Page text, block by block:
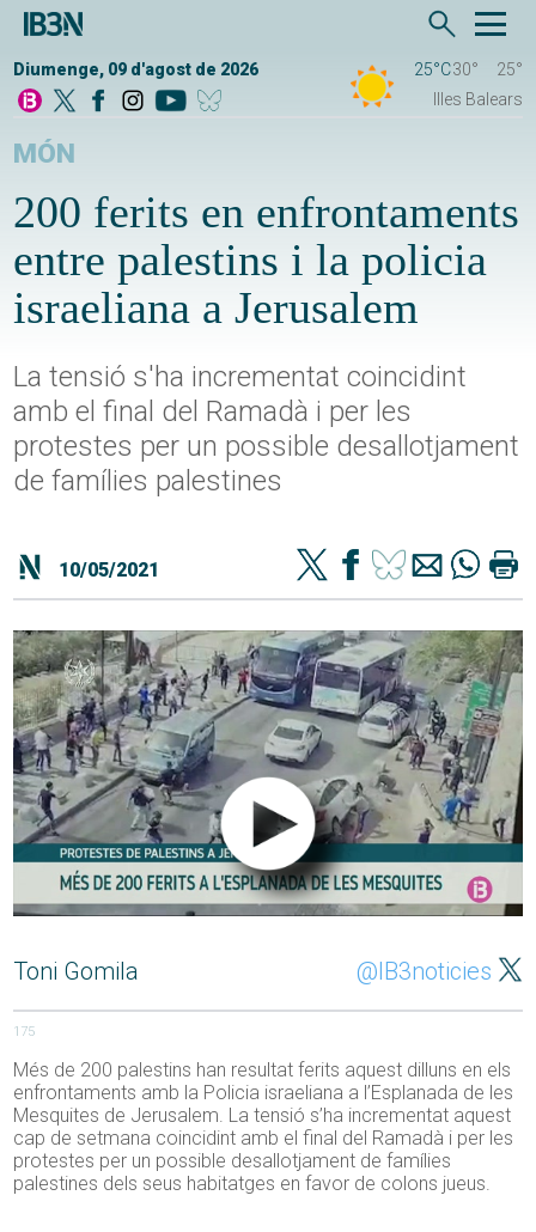
Diumenge, 09 d'agost de 2026 25°C30°
25°
Illes Balears
MÓN
200 ferits en enfrontaments
entre palestins i la policia
israeliana a Jerusalem
La tensió s'ha incrementat coincidint
amb el final del Ramadà i per les
protestes per un possible desallotjament
de famílies palestines
10/05/2021
Toni Gomila @IB3noticies
175
Més de 200 palestins han resultat ferits aquest dilluns en els
enfrontaments amb la Policia israeliana a l’Esplanada de les
Mesquites de Jerusalem. La tensió s’ha incrementat aquest
cap de setmana coincidint amb el final del Ramadà i per les
protestes per un possible desallotjament de famílies
palestines dels seus habitatges en favor de colons jueus.